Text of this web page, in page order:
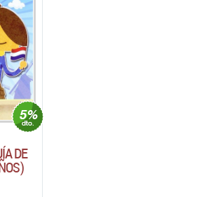
DE